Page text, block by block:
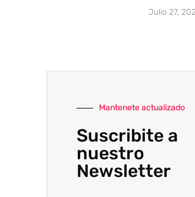
Julio 27,
Mantenete actualizado
Suscribite a
nuestro
Newsletter